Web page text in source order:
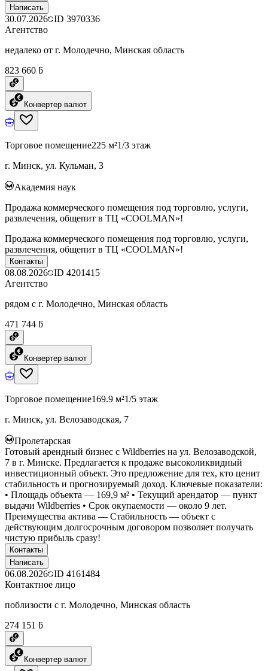
Написать
30.07.2026 ID 3970336
Агентство
недалеко от г. Молодечно, Минская область
823 660 ƃ
Конвертер валют
Торговое помещение225 м²1/3 этаж
г. Минск, ул. Кульман, 3
Академия наук
Продажа коммерческого помещения под торговлю, услуги,
развлечения, общепит в ТЦ «COOLMAN»!
Продажа коммерческого помещения под торговлю, услуги,
развлечения, общепит в ТЦ «COOLMAN»!
Контакты
08.08.2026 ID 4201415
Агентство
рядом с г. Молодечно, Минская область
471 744 ƃ
Конвертер валют
Торговое помещение169.9 м²1/5 этаж
г. Минск, ул. Велозаводская, 7
Пролетарская
Готовый арендный бизнес с Wildberries на ул. Велозаводской,
7 в г. Минске. Предлагается к продаже высоколиквидный
инвестиционный объект. Это предложение для тех, кто ценит
стабильность и прогнозируемый доход. Ключевые показатели:
• Площадь объекта — 169,9 м² • Текущий арендатор — пункт
выдачи Wildberries • Срок окупаемости — около 9 лет.
Преимущества актива — Стабильность — объект с
действующим долгосрочным договором позволяет получать
чистую прибыль сразу!
Контакты
Написать
06.08.2026 ID 4161484
Контактное лицо
поблизости с г. Молодечно, Минская область
274 151 ƃ
Конвертер валют